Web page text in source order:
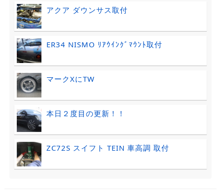
アクア ダウンサス取付
ER34 NISMO ﾘｱｳｲﾝｸﾞﾏｳﾝﾄ取付
マークXにTW
本日２度目の更新！！
ZC72S スイフト TEIN 車高調 取付